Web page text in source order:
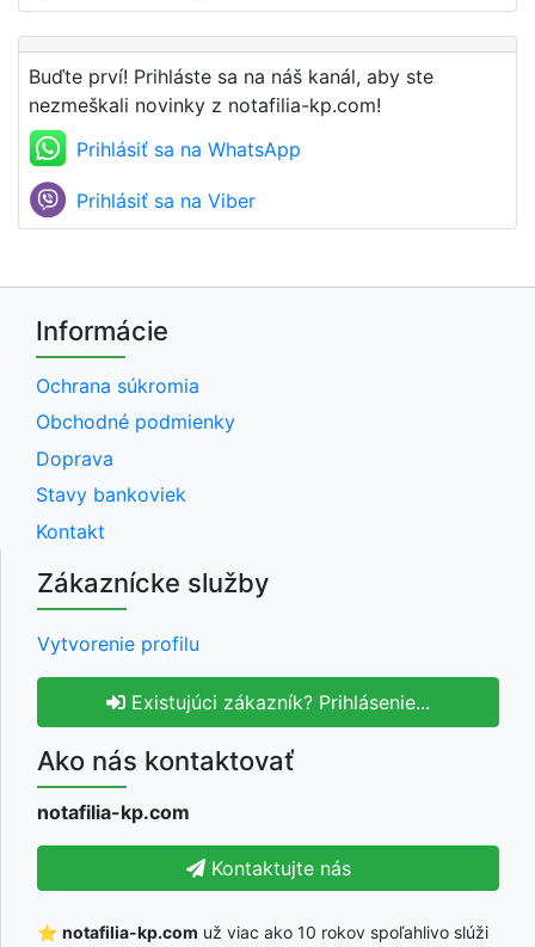
Buďte prví! Prihláste sa na náš kanál, aby ste
nezmeškali novinky z notafilia-kp.com!
Prihlásiť sa na WhatsApp
Prihlásiť sa na Viber
Informácie
Ochrana súkromia
Obchodné podmienky
Doprava
Stavy bankoviek
Kontakt
Zákaznícke služby
Vytvorenie profilu
Existujúci zákazník? Prihlásenie...
Ako nás kontaktovať
notafilia-kp.com
Kontaktujte nás
⭐ notafilia-kp.com už viac ako 10 rokov spoľahlivo slúži